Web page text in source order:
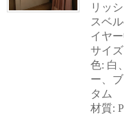
リッ
スベ
イヤ
サイズ
色: 白
ー、
タム
材質: